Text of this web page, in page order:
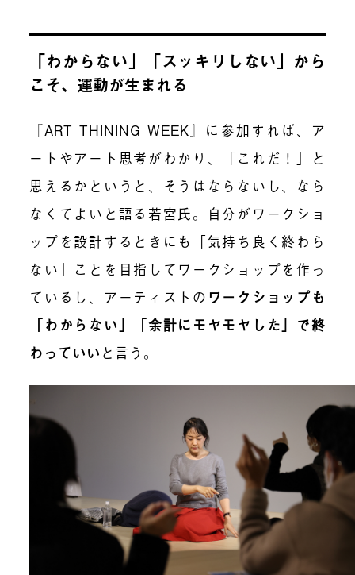
「わからない」「スッキリしない」から
こそ、運動が生まれる
『ART THINING WEEK』に参加すれば、ア
ートやアート思考がわかり、「これだ！」と
思えるかというと、そうはならないし、なら
なくてよいと語る若宮氏。自分がワークショ
ップを設計するときにも「気持ち良く終わら
ない」ことを目指してワークショップを作っ
ているし、アーティストの ワークショップも
「わからない」「余計にモヤモヤした」で終
わっていい と言う。